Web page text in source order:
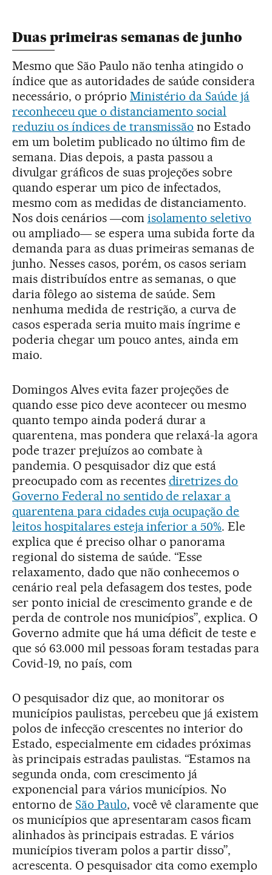
Duas primeiras semanas de junho
Mesmo que São Paulo não tenha atingido o
índice que as autoridades de saúde considera
necessário, o próprio Ministério da Saúde já
reconheceu que o distanciamento social
reduziu os índices de transmissão no Estado
em um boletim publicado no último fim de
semana. Dias depois, a pasta passou a
divulgar gráficos de suas projeções sobre
quando esperar um pico de infectados,
mesmo com as medidas de distanciamento.
Nos dois cenários ―com isolamento seletivo
ou ampliado― se espera uma subida forte da
demanda para as duas primeiras semanas de
junho. Nesses casos, porém, os casos seriam
mais distribuídos entre as semanas, o que
daria fôlego ao sistema de saúde. Sem
nenhuma medida de restrição, a curva de
casos esperada seria muito mais íngrime e
poderia chegar um pouco antes, ainda em
maio.
Domingos Alves evita fazer projeções de
quando esse pico deve acontecer ou mesmo
quanto tempo ainda poderá durar a
quarentena, mas pondera que relaxá-la agora
pode trazer prejuízos ao combate à
pandemia. O pesquisador diz que está
preocupado com as recentes diretrizes do
Governo Federal no sentido de relaxar a
quarentena para cidades cuja ocupação de
leitos hospitalares esteja inferior a 50%. Ele
explica que é preciso olhar o panorama
regional do sistema de saúde. “Esse
relaxamento, dado que não conhecemos o
cenário real pela defasagem dos testes, pode
ser ponto inicial de crescimento grande e de
perda de controle nos municípios”, explica. O
Governo admite que há uma déficit de teste e
que só 63.000 mil pessoas foram testadas para
Covid-19, no país, com
O pesquisador diz que, ao monitorar os
municípios paulistas, percebeu que já existem
polos de infecção crescentes no interior do
Estado, especialmente em cidades próximas
às principais estradas paulistas. “Estamos na
segunda onda, com crescimento já
exponencial para vários municípios. No
entorno de São Paulo, você vê claramente que
os municípios que apresentaram casos ficam
alinhados às principais estradas. E vários
municípios tiveram polos a partir disso”,
acrescenta. O pesquisador cita como exemplo